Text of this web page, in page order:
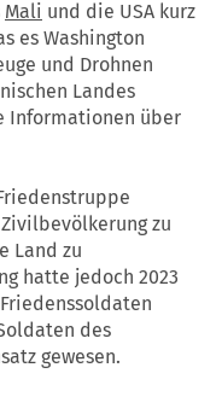
Mali und die USA kurz
es Washington
und Drohnen
Landes
Informationen über
zu
Land zu
hatte jedoch 2023
des
gewesen.